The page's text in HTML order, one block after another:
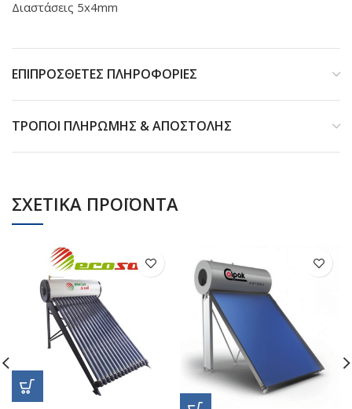
Διαστάσεις 5x4mm
ΕΠΙΠΡΟΣΘΕΤΕΣ ΠΛΗΡΟΦΟΡΙΕΣ
ΤΡΟΠΟΙ ΠΛΗΡΩΜΗΣ & ΑΠΟΣΤΟΛΗΣ
ΣΧΕΤΙΚΑ ΠΡΟΪΟΝΤΑ